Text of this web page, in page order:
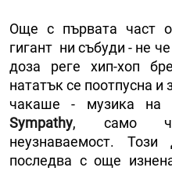
Още с първата част
гигант ни събуди - не
доза реге хип-хоп
нататък се поотпусна и
чакаше - музика на
Sympathy, само че
неузнаваемост.
последва с още